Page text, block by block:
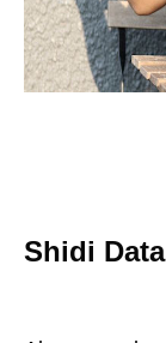
Shidi